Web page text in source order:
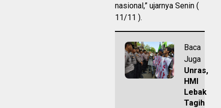
nasional,” ujarnya Senin (
11/11 ).
Baca
Juga
Unras,
HMI
Lebak
Tagih